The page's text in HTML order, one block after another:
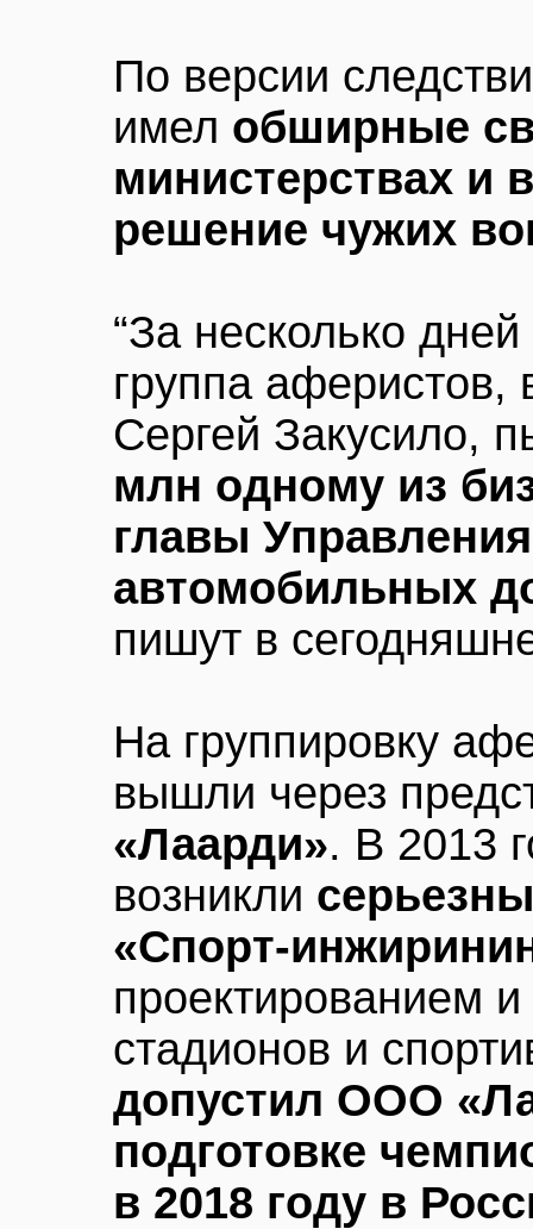
По версии
имел обширные
министерствах и
решение чужих
“За несколько
группа аферистов,
Сергей Закусило,
млн одному из
главы
автомобильных
пишут в
На группировку
вышли через
«Лаарди». В 2013
возникли
«Спорт-
проектированием
стадионов и
допустил ООО
подготовке
в 2018 году в